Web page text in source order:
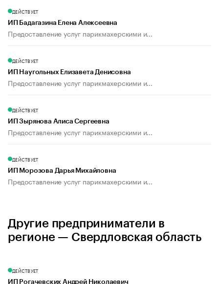
ДЕЙСТВУЕТ
ИП Бадагазина Елена Алексеевна
Предоставление услуг парикмахерскими и...
ДЕЙСТВУЕТ
ИП Наугольных Елизавета Денисовна
Предоставление услуг парикмахерскими и...
ДЕЙСТВУЕТ
ИП Зырянова Алиса Сергеевна
Предоставление услуг парикмахерскими и...
ДЕЙСТВУЕТ
ИП Морозова Дарья Михайловна
Предоставление услуг парикмахерскими и...
Другие предприниматели в
регионе — Свердловская область
ДЕЙСТВУЕТ
ИП Рогачевских Андрей Николаевич